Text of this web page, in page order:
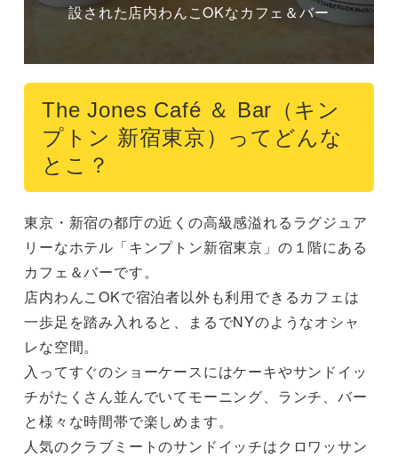
設された店内わんこOKなカフェ＆バー
The Jones Café ＆ Bar（キン
プトン 新宿東京）ってどんな
とこ？
東京・新宿の都庁の近くの高級感溢れるラグジュア
リーなホテル「キンプトン新宿東京」の１階にある
カフェ＆バーです。
店内わんこOKで宿泊者以外も利用できるカフェは
一歩足を踏み入れると、まるでNYのようなオシャ
レな空間。
入ってすぐのショーケースにはケーキやサンドイッ
チがたくさん並んでいてモーニング、ランチ、バー
と様々な時間帯で楽しめます。
人気のクラブミートのサンドイッチはクロワッサン